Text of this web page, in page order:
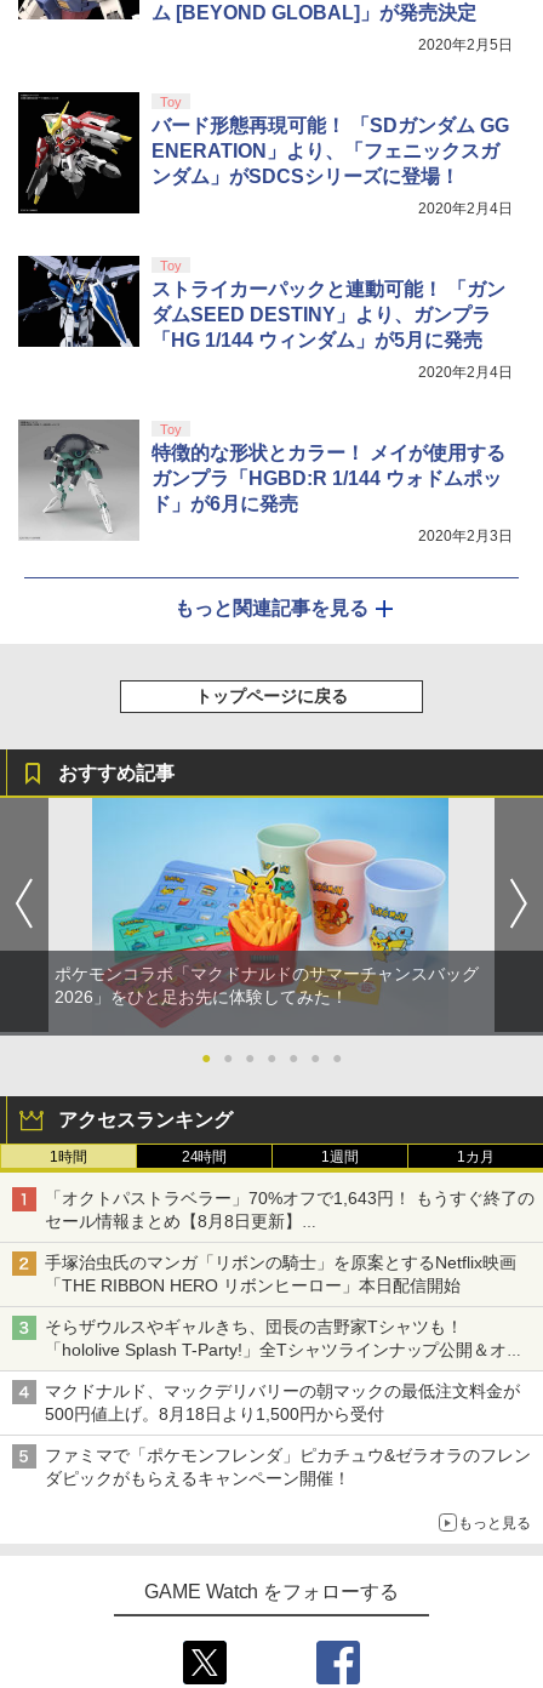
5
第三章 蛇神 (オリジナル特典:オリジナル
巾着＋メーカー特典:【坤と離】二振りの
剣、十翼より来たる！スタジオ描き下ろ
しイラストボード付) [DVD]
ム [BEYOND GLOBAL]」が発売決定
2020年2月5日
Toy
バード形態再現可能！ 「SDガンダム GG
ENERATION」より、「フェニックスガ
ンダム」がSDCSシリーズに登場！
2020年2月4日
Toy
ストライカーパックと連動可能！ 「ガン
ダムSEED DESTINY」より、ガンプラ
「HG 1/144 ウィンダム」が5月に発売
2020年2月4日
Toy
特徴的な形状とカラー！ メイが使用する
ガンプラ「HGBD:R 1/144 ウォドムポッ
ド」が6月に発売
2020年2月3日
もっと関連記事を見る
トップページに戻る
おすすめ記事
ポケモンコラボ「マクドナルドのサマーチャンスバッグ
2026」をひと足お先に体験してみた！
● ● ● ● ● ● ●
アクセスランキング
1時間 24時間 1週間 1カ月
「オクトパストラベラー」70%オフで1,643円！ もうすぐ終了の
セール情報まとめ【8月8日更新】
ニンテンドーeショップでは「大神 絶景版」が67%オフで990円
手塚治虫氏のマンガ「リボンの騎士」を原案とするNetflix映画
「THE RIBBON HERO リボンヒーロー」本日配信開始
そらザウルスやギャルきち、団長の吉野家Tシャツも！
「hololive Splash T-Party!」全Tシャツラインナップ公開＆オン
ライン販売開始
マクドナルド、マックデリバリーの朝マックの最低注文料金が
500円値上げ。8月18日より1,500円から受付
ファミマで「ポケモンフレンダ」ピカチュウ&ゼラオラのフレン
ダピックがもらえるキャンペーン開催！
もっと見る
GAME Watch をフォローする